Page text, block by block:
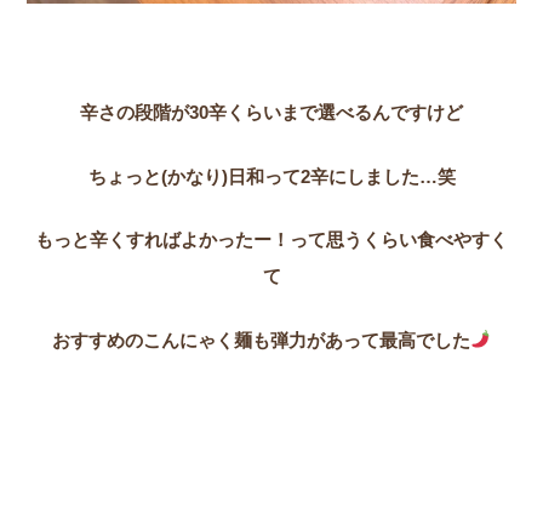
辛さの段階が30辛くらいまで選べるんですけど
ちょっと(かなり)日和って2辛にしました…笑
もっと辛くすればよかったー！って思うくらい食べやすく
て
おすすめのこんにゃく麺も弾力があって最高でした